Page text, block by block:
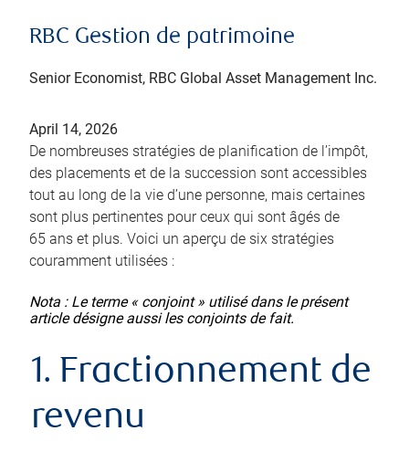
RBC Gestion de patrimoine
Senior Economist, RBC Global Asset Management Inc.
April 14, 2026
De nombreuses stratégies de planification de l’impôt,
des placements et de la succession sont accessibles
tout au long de la vie d’une personne, mais certaines
sont plus pertinentes pour ceux qui sont âgés de
65 ans et plus. Voici un aperçu de six stratégies
couramment utilisées :
Nota : Le terme « conjoint » utilisé dans le présent
article désigne aussi les conjoints de fait.
1. Fractionnement de
revenu